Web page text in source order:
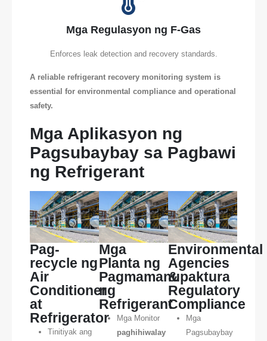
Mga Regulasyon ng F-Gas
Enforces leak detection and recovery standards.
A reliable refrigerant recovery monitoring system is
essential for environmental compliance and operational
safety.
Mga Aplikasyon ng
Pagsubaybay sa Pagbawi
ng Refrigerant
Pag-
recycle ng
Air
Conditioner
at
Refrigerator
Tinitiyak ang
Mga
Planta ng
Pagmamanupaktura
ng
Refrigerant
Mga Monitor
paghihiwalay
Environmental
Agencies
&
Regulatory
Compliance
Mga
Pagsubaybay